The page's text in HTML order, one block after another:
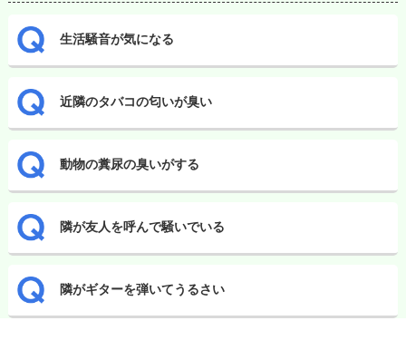
生活騒音が気になる
近隣のタバコの匂いが臭い
動物の糞尿の臭いがする
隣が友人を呼んで騒いでいる
隣がギターを弾いてうるさい